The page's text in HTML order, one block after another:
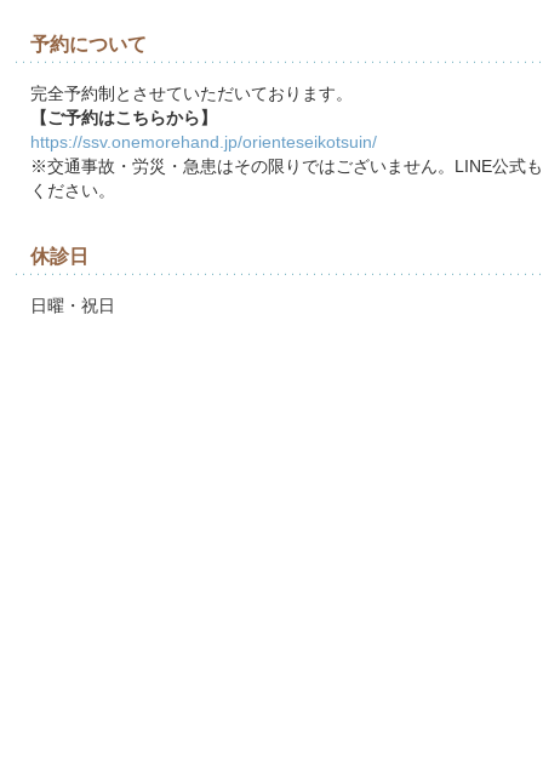
予約について
完全予約制とさせていただいております。
【ご予約はこちらから】
https://ssv.onemorehand.jp/orienteseikotsuin/
※交通事故・労災・急患はその限りではございません。LINE公式
ください。
休診日
日曜・祝日